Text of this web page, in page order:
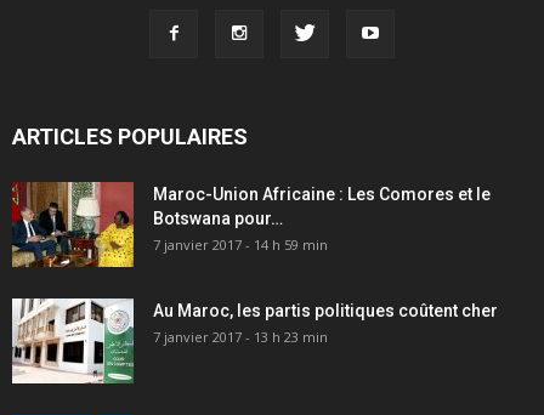
ARTICLES POPULAIRES
Maroc-Union Africaine : Les Comores et le
Botswana pour…
7 janvier 2017 - 14 h 59 min
Au Maroc, les partis politiques coûtent cher
7 janvier 2017 - 13 h 23 min